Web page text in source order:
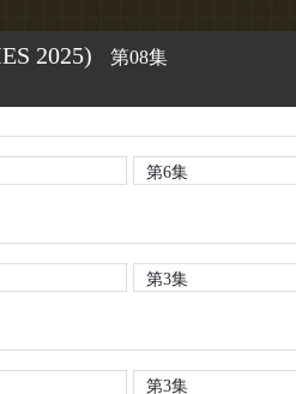
2025) 第08集
第6集
第3集
第3集